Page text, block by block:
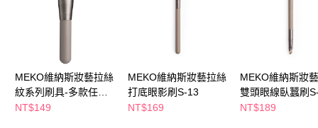
※ 請注意：結帳手續完成當下不需立刻繳費，但若您需要取消訂單，請聯絡
購買商品的店家。未經商家同意取消之訂單仍視為有效，需透過AFTEE先享
※ 交易是否成功請以「AFTEE先享後付 」之結帳頁面顯示為準，若有關於
是否繳費成功／繳費後需取消欲退款等相關疑問，請聯繫「AFTEE先享後付
客戶支援中心」https://netprotections.freshdesk.com/support/home
【注意事項】
萊爾富取貨付款
每筆NT$65，滿NT$490(含以上)免運費
7-11取貨付款
MEKO維納斯妝藝拉絲
紋系列刷具-多款任選
(S01-S12)
NT$149
MEKO維納斯妝藝拉絲
打底眼影刷S-13
NT$169
MEKO維納斯妝
雙頭眼線臥蠶刷
NT$189